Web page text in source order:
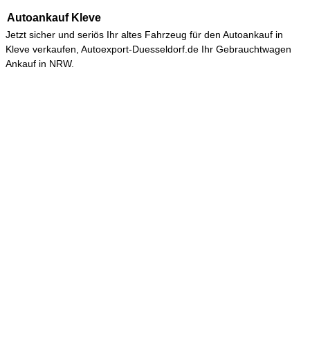
Autoankauf Kleve
Jetzt sicher und seriös Ihr altes Fahrzeug für den Autoankauf in
Kleve verkaufen, Autoexport-Duesseldorf.de Ihr Gebrauchtwagen
Ankauf in NRW.